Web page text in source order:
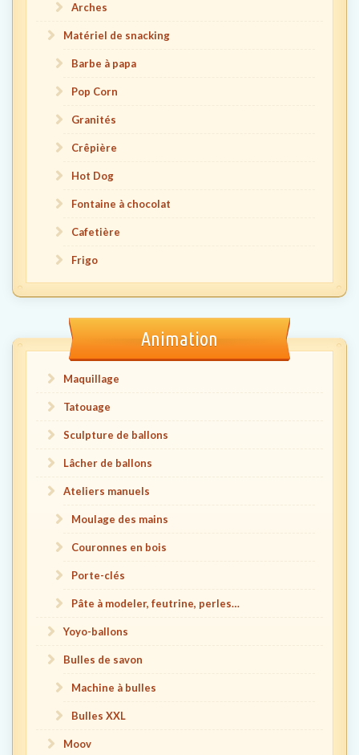
Arches
Matériel de snacking
Barbe à papa
Pop Corn
Granités
Crêpière
Hot Dog
Fontaine à chocolat
Cafetière
Frigo
Animation
Maquillage
Tatouage
Sculpture de ballons
Lâcher de ballons
Ateliers manuels
Moulage des mains
Couronnes en bois
Porte-clés
Pâte à modeler, feutrine, perles…
Yoyo-ballons
Bulles de savon
Machine à bulles
Bulles XXL
Moov